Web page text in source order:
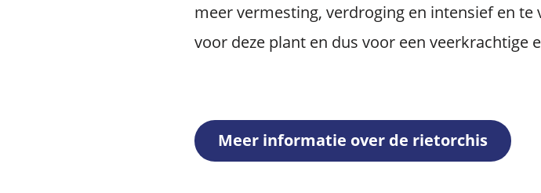
meer vermesting, verdroging en intensief en
voor deze plant en dus voor een veerkrachtige
Meer informatie over de rietorchis